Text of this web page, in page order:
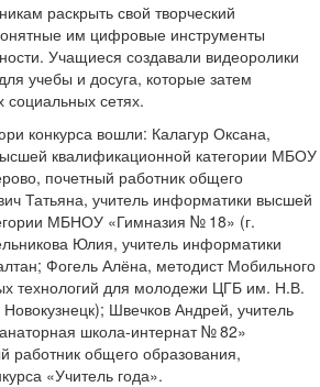
раскрыть свой творческий
им цифровые инструменты
Учащиеся создавали видеоролики
учебы и досуга, которые затем
сетях.
конкурса вошли: Калагур Оксана,
квалификационной категории МБОУ
почетный работник общего
Татьяна, учитель информатики высшей
МБНОУ «Гимназия № 18» (г.
Юлия, учитель информатики
Фогель Алёна, методист Мобильного
технологий для молодежи ЦГБ им. Н.В.
Швечков Андрей, учитель
школа-интернат № 82»
работник общего образования,
«Учитель года».